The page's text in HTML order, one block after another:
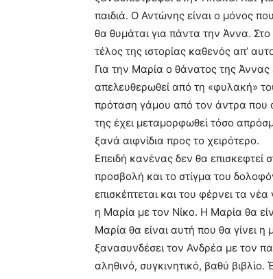
παιδιά. Ο Αντώνης είναι ο μόνος
θα θυμάται για πάντα την Άννα.
τέλος της ιστορίας καθενός απ’
Για την Μαρία ο θάνατος της Άννας
απελευθερωθεί από τη «φυλακή»
πρόταση γάμου από τον άντρα που
της έχει μεταμορφωθεί τόσο
ξανά αιφνίδια προς το χειρότερο.
Επειδή κανένας δεν θα επισκεφτεί
προσβολή και το στίγμα του
επισκέπτεται και του φέρνει τα
η Μαρία με τον Νίκο. Η Μαρία θα
Μαρία θα είναι αυτή που θα γίνει
ξανασυνδέσει τον Ανδρέα με τον
αληθινό, συγκινητικό, βαθύ